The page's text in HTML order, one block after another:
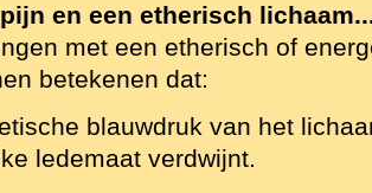
en een etherisch
met een etherisch of
betekenen dat:
blauwdruk van het
ledemaat verdwijnt.